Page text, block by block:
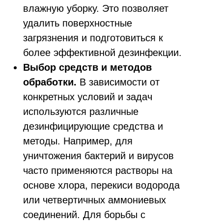
влажную уборку. Это позволяет
удалить поверхностные
загрязнения и подготовиться к
более эффективной дезинфекции.
Выбор средств и методов
обработки. В зависимости от
конкретных условий и задач
используются различные
дезинфицирующие средства и
методы. Например, для
уничтожения бактерий и вирусов
часто применяются растворы на
основе хлора, перекиси водорода
или четвертичных аммониевых
соединений. Для борьбы с